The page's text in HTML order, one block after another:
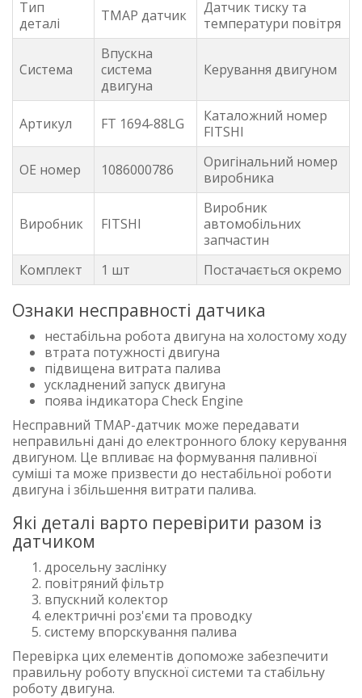
Тип
деталі
TMAP датчик
Датчик тиску та
температури повітря
Система
Впускна
система
двигуна
Керування двигуном
Артикул FT 1694-88LG
Каталожний номер
FITSHI
OE номер 1086000786
Оригінальний номер
виробника
Виробник FITSHI
Виробник
автомобільних
запчастин
Комплект
1 шт Постачається окремо
Ознаки несправності датчика
нестабільна робота двигуна на холостому ходу
втрата потужності двигуна
підвищена витрата палива
ускладнений запуск двигуна
поява індикатора Check Engine
Несправний TMAP-датчик може передавати
неправильні дані до електронного блоку керування
двигуном. Це впливає на формування паливної
суміші та може призвести до нестабільної роботи
двигуна і збільшення витрати палива.
Які деталі варто перевірити разом із
датчиком
дросельну заслінку
повітряний фільтр
впускний колектор
електричні роз'єми та проводку
систему впорскування палива
Перевірка цих елементів допоможе забезпечити
правильну роботу впускної системи та стабільну
роботу двигуна.